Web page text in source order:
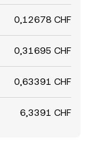
0,12678 CHF
0,31695 CHF
0,63391 CHF
6,3391 CHF